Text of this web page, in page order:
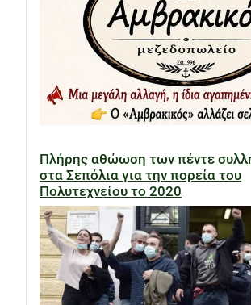
Πλήρης αθώωση των πέντε
στα Σεπόλια για την πορεία του
Πολυτεχνείου το 2020